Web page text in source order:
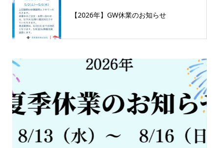
【2026年】GW休業のお知らせ